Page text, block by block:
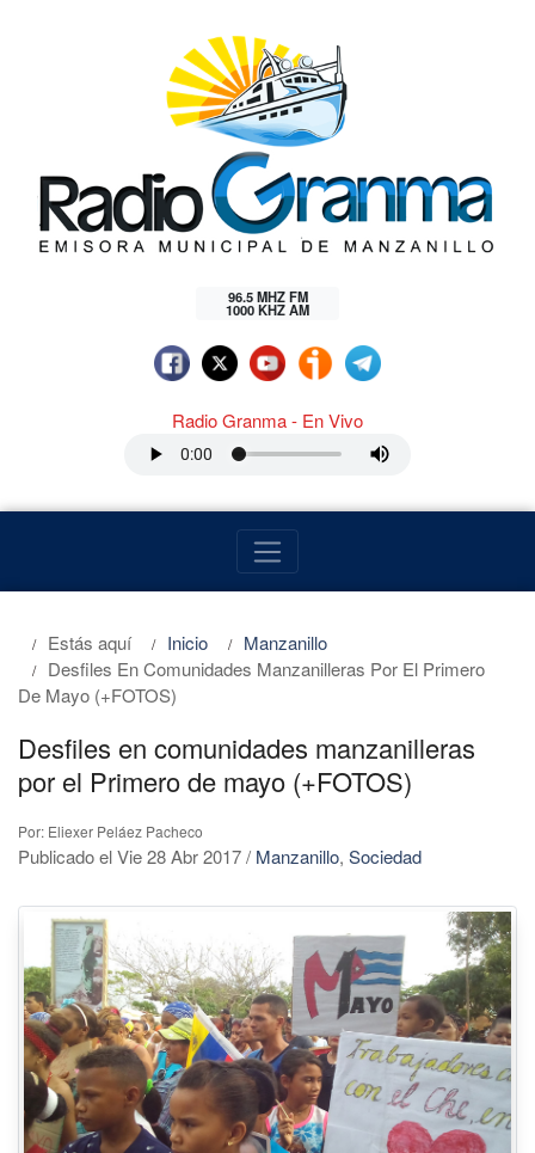
96.5 MHZ FM
1000 KHZ AM
Radio Granma - En Vivo
Estás aquí Inicio
Manzanillo
Desfiles En Comunidades Manzanilleras Por El Primero
De Mayo (+FOTOS)
Desfiles en comunidades manzanilleras
por el Primero de mayo (+FOTOS)
Por: Eliexer Peláez Pacheco
Publicado el Vie 28 Abr 2017/ Manzanillo, Sociedad